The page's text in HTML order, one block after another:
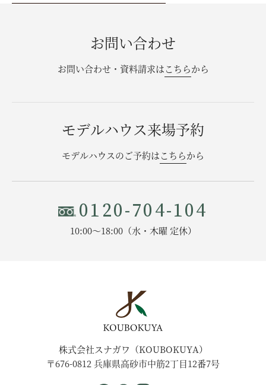
お問い合わせ
お問い合わせ・資料請求はこちらから
モデルハウス来場予約
モデルハウスのご予約はこちらから
0120-704-104
10:00〜18:00（水・木曜 定休）
株式会社スナガワ（KOUBOKUYA）
〒676-0812 兵庫県高砂市中筋2丁目12番7号